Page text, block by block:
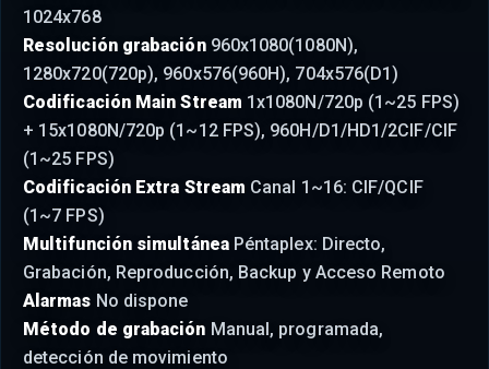
1024x768
Resolución grabación960x1080(1080N),
1280x720(720p), 960x576(960H), 704x576(D1)
Codificación Main Stream 1x1080N/720p (1~25 FPS)
+ 15x1080N/720p (1~12 FPS), 960H/D1/HD1/2CIF/CIF
(1~25 FPS)
Codificación Extra Stream Canal 1~16: CIF/QCIF
(1~7 FPS)
Multifunción simultáneaPéntaplex: Directo,
Grabación, Reproducción, Backup y Acceso Remoto
Alarmas No dispone
Método de grabación Manual, programada,
detección de movimiento